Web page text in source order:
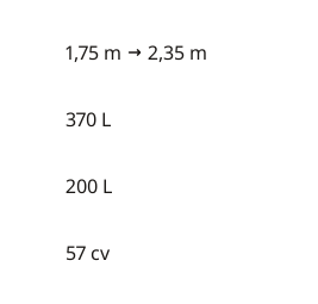
1,75 m 2,35 m
370 L
200 L
57 cv